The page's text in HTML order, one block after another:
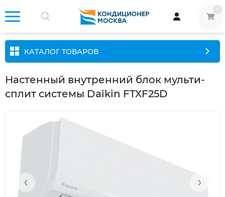
КАТАЛОГ ТОВАРОВ
Настенный внутренний блок мульти-
сплит системы Daikin FTXF25D
‹ ›